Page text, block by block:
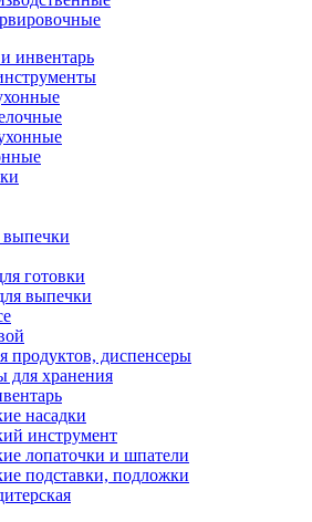
инвентарь
готовки
выпечки
продуктов, диспенсеры
для хранения
насадки
инструмент
лопаточки и шпатели
подставки, подложки